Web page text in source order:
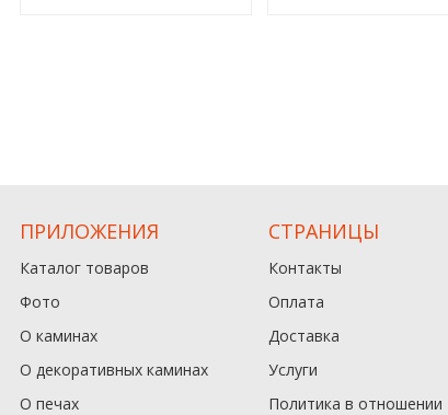
ПРИЛОЖЕНИЯ
Каталог товаров
Фото
О каминах
О декоративных каминах
О печах
СТРАНИЦЫ
Контакты
Оплата
Доставка
Услуги
Политика в отношении